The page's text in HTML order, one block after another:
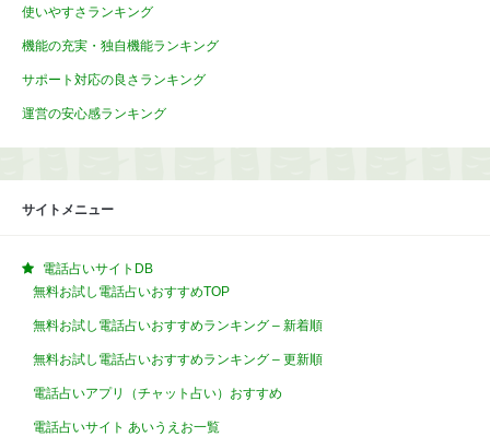
使いやすさランキング
機能の充実・独自機能ランキング
サポート対応の良さランキング
運営の安心感ランキング
サイトメニュー
電話占いサイトDB
無料お試し電話占いおすすめTOP
無料お試し電話占いおすすめランキング – 新着順
無料お試し電話占いおすすめランキング – 更新順
電話占いアプリ（チャット占い）おすすめ
電話占いサイト あいうえお一覧